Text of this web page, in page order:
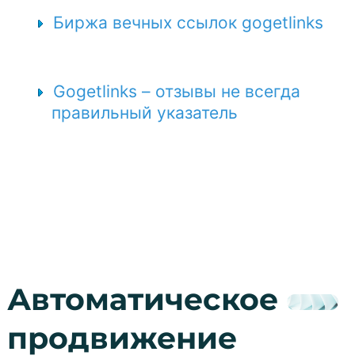
Биржа вечных ссылок gogetlinks
Gogetlinks – отзывы не всегда
правильный указатель
Автоматическое
продвижение